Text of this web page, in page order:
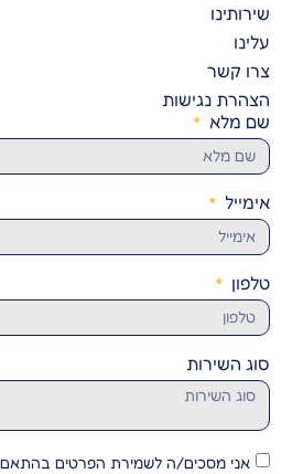
שירותינו
עלינו
צרו קשר
הצהרת נגישות
שם מלא
אימייל
טלפון
סוג השירות
אני מסכים/ה לשמירת הפרטים בהתאם